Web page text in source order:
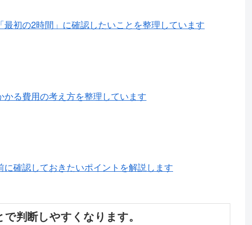
初の2時間」に確認したいことを整理しています
る費用の考え方を整理しています
確認しておきたいポイントを解説します
判断しやすくなります。